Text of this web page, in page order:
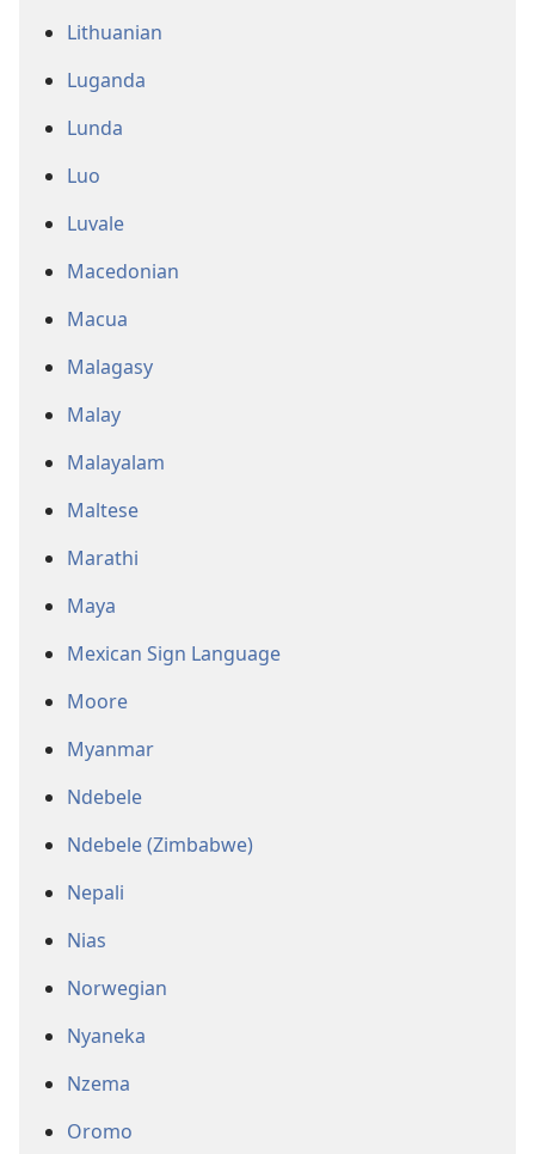
Lithuanian
Luganda
Lunda
Luo
Luvale
Macedonian
Macua
Malagasy
Malay
Malayalam
Maltese
Marathi
Maya
Mexican Sign Language
Moore
Myanmar
Ndebele
Ndebele (Zimbabwe)
Nepali
Nias
Norwegian
Nyaneka
Nzema
Oromo